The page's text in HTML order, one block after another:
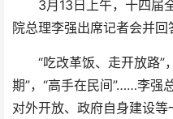
3月13日上午，十四届全
院总理李强出席记者会并回
“吃改革饭、走开放路”
期”，“高手在民间”……李强
对外开放、政府自身建设等
一图梳理李强总理记